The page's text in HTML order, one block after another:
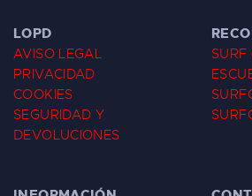
LOPD
AVISO LEGAL
PRIVACIDAD
COOKIES
SEGURIDAD Y
DEVOLUCIONES
SURF